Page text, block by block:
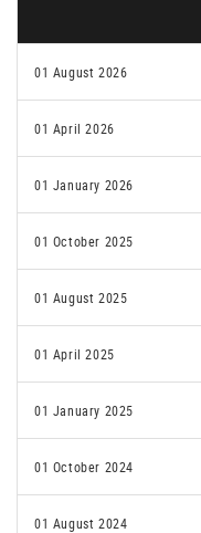
01 August 2026
01 April 2026
01 January 2026
01 October 2025
01 August 2025
01 April 2025
01 January 2025
01 October 2024
01 August 2024